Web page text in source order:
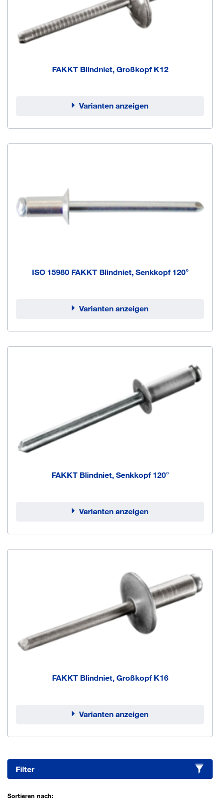
FAKKT Blindniet, Großkopf K12
Varianten anzeigen
ISO 15980 FAKKT Blindniet, Senkkopf 120°
Varianten anzeigen
FAKKT Blindniet, Senkkopf 120°
Varianten anzeigen
FAKKT Blindniet, Großkopf K16
Varianten anzeigen
Filter
Sortieren nach: